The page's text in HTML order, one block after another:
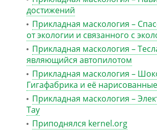
достижений
Прикладная маскология –
от экологии и связанного с
Прикладная маскология –
являющийся автопилотом
Прикладная маскология –
Гигафабрика и её
Прикладная маскология –
Тау
Приподнялся kernel.org